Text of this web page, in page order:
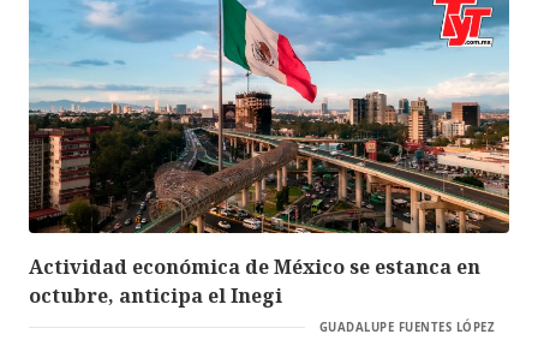
Actividad económica de México se estanca en
octubre, anticipa el Inegi
GUADALUPE FUENTES LÓPEZ